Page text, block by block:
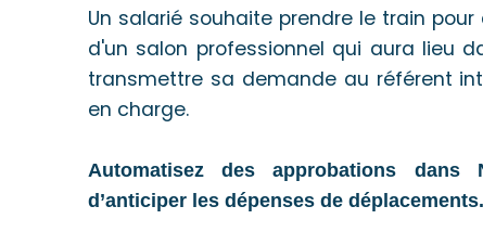
Un salarié souhaite prendre le train pour
d'un salon professionnel qui aura lieu
transmettre sa demande au référent
en charge.
Automatisez des approbations dans
d’anticiper les dépenses de déplacements.